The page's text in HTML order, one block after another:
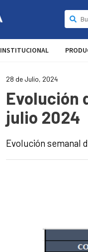
INSTITUCIONAL
28 de Julio, 2024
Evolución
julio 2024
Evolución semanal